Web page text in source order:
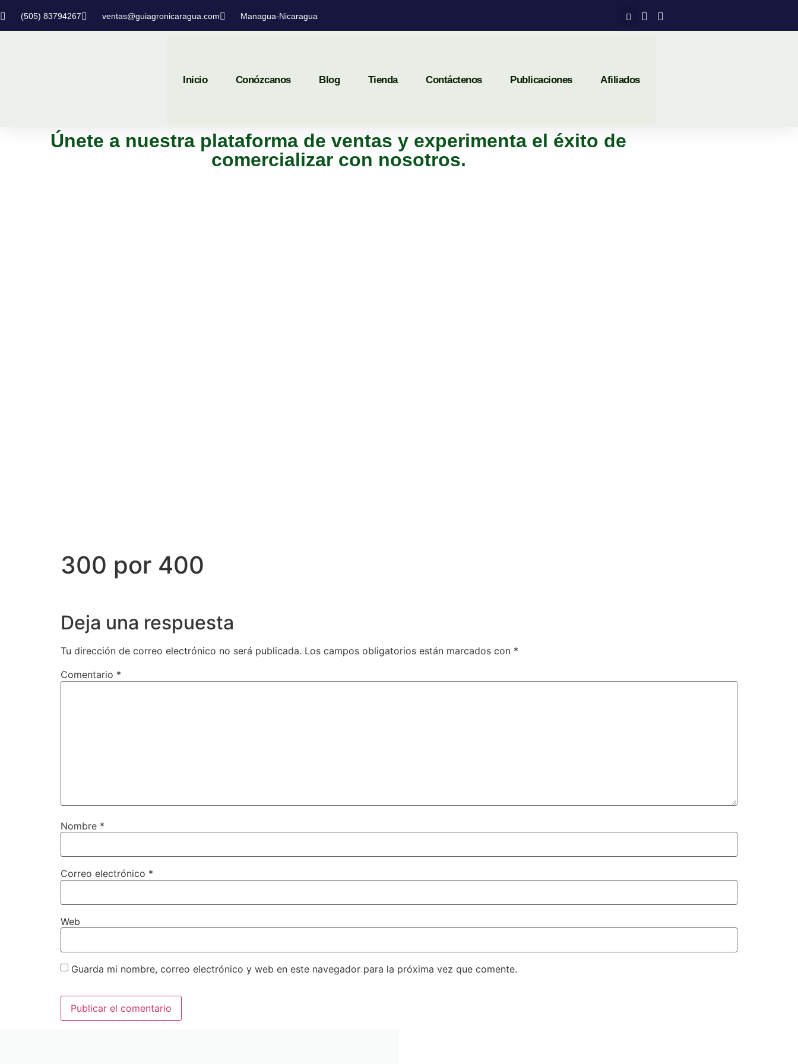
(505) 83794267 ventas@guiagronicaragua.com Managua-Nicaragua
Inicio Conózcanos Blog Tienda Contáctenos Publicaciones Afiliados
Únete a nuestra plataforma de ventas y experimenta el éxito de
comercializar con nosotros.
300 por 400
Deja una respuesta
Tu dirección de correo electrónico no será publicada. Los campos obligatorios están marcados con *
Comentario *
Nombre *
Correo electrónico *
Web
Guarda mi nombre, correo electrónico y web en este navegador para la próxima vez que comente.